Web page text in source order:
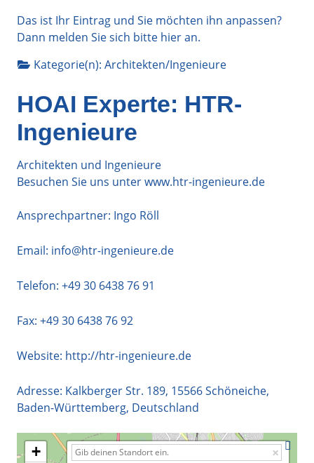
Das ist Ihr Eintrag und Sie möchten ihn anpassen?
Dann melden Sie sich bitte hieran.
Kategorie(n): Architekten/Ingenieure
HOAI Experte: HTR-
Ingenieure
Architekten und Ingenieure
Besuchen Sie uns unter www.htr-ingenieure.de
Ansprechpartner: Ingo Röll
Email: info@htr-ingenieure.de
Telefon: +49 30 6438 76 91
Fax: +49 30 6438 76 92
Website: http://htr-ingenieure.de
Adresse: Kalkberger Str. 189, 15566Schöneiche,
Baden-Württemberg, Deutschland
+